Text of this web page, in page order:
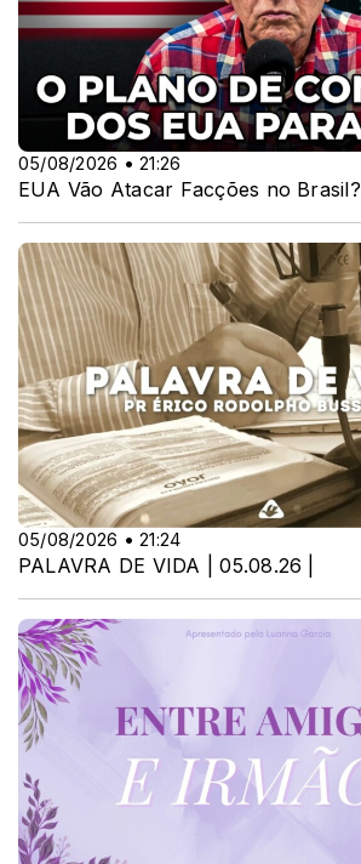
05/08/2026 • 21:26
EUA Vão Atacar Facções no Brasil?
05/08/2026 • 21:24
PALAVRA DE VIDA | 05.08.26 |